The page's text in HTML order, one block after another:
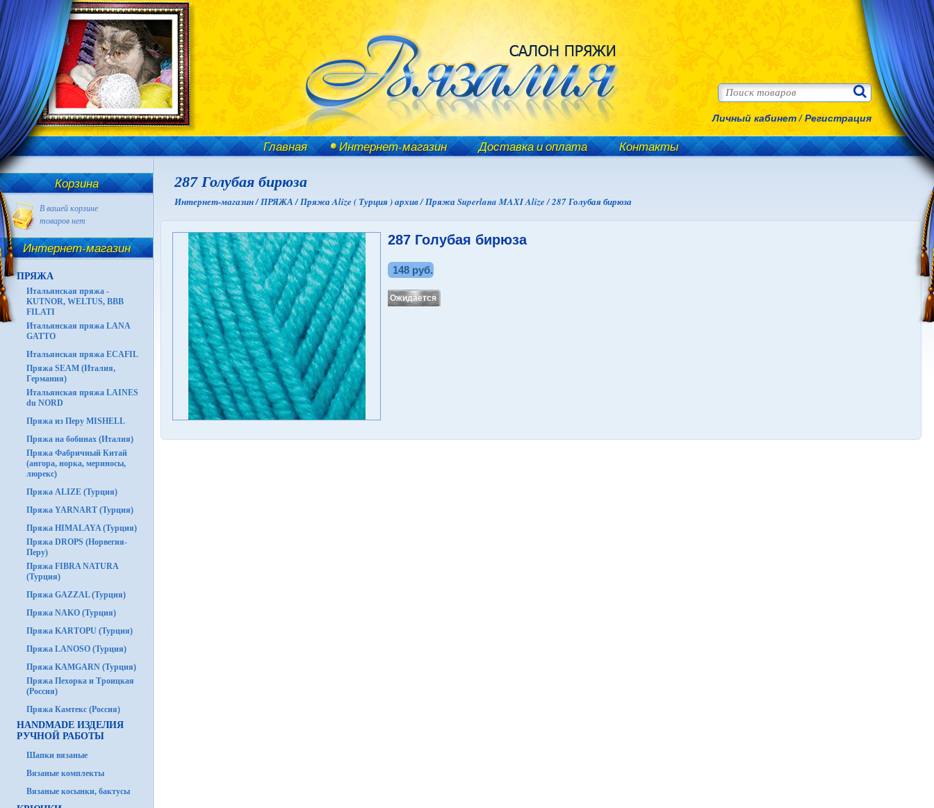
Личный кабинет/Регистрация
Главная Интернет-магазин Доставка и оплата Контакты
Корзина
В вашей корзине
товаров нет
Интернет-магазин
ПРЯЖА
Итальянская пряжа -
KUTNOR, WELTUS, BBB
FILATI
Итальянская пряжа LANA
GATTO
Итальянская пряжа ECAFIL
Пряжа SEAM (Италия,
Германия)
Итальянская пряжа LAINES
du NORD
Пряжа из Перу MISHELL
Пряжа на бобинах (Италия)
Пряжа Фабричный Китай
(ангора, норка, мериносы,
люрекс)
Пряжа ALIZE (Турция)
Пряжа YARNART (Турция)
Пряжа HIMALAYA (Турция)
Пряжа DROPS (Норвегия-
Перу)
Пряжа FIBRA NATURA
(Турция)
Пряжа GAZZAL (Турция)
Пряжа NAKO (Турция)
Пряжа KARTOPU (Турция)
Пряжа LANOSO (Турция)
Пряжа KAMGARN (Турция)
Пряжа Пехорка и Троицкая
(Россия)
Пряжа Камтекс (Россия)
HANDMADE ИЗДЕЛИЯ
РУЧНОЙ РАБОТЫ
Шапки вязаные
Вязаные комплекты
Вязаные косынки, бактусы
287 Голубая бирюза
Интернет-магазин /ПРЯЖА /Пряжа Alize ( Турция ) архив /Пряжа Superlana MAXI Alize /287 Голубая бирюза
287 Голубая бирюза
148 руб.
Ожидается